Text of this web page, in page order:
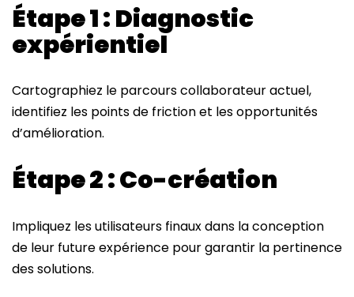
Étape 1 : Diagnostic
expérientiel
Cartographiez le parcours collaborateur actuel,
identifiez les points de friction et les opportunités
d’amélioration.
Étape 2 : Co-création
Impliquez les utilisateurs finaux dans la conception
de leur future expérience pour garantir la pertinence
des solutions.